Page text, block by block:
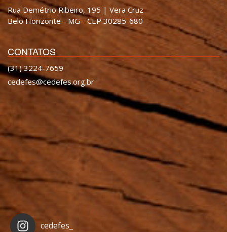
Rua Demétrio Ribeiro, 195 | Vera Cruz
Belo Horizonte - MG - CEP 30285-680
CONTATOS
(31) 3224-7659
cedefes@cedefes.org.br
cedefes_